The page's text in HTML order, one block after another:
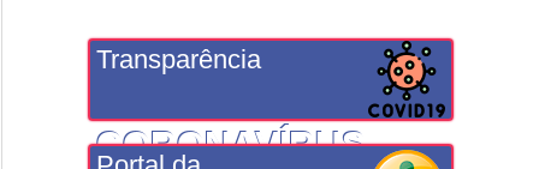
Transparência
CORONAVÍRUS